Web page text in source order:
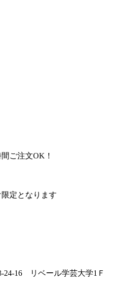
ご注文OK！
定となります
24-16 リベール学芸大学1Ｆ